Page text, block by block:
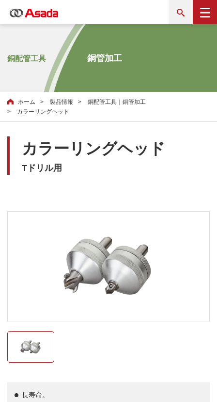
銅配管工具 銅管加工
ホーム 製品情報
銅配管工具｜銅管加工
カラーリングヘッド
カラーリングヘッド
Tドリル用
長寿命。